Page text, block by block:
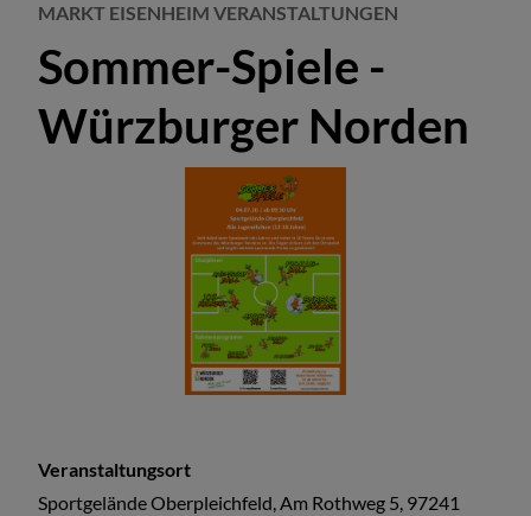
MARKT EISENHEIM VERANSTALTUNGEN
Sommer-Spiele -
Würzburger Norden
Veranstaltungsort
Sportgelände Oberpleichfeld, Am Rothweg 5, 97241